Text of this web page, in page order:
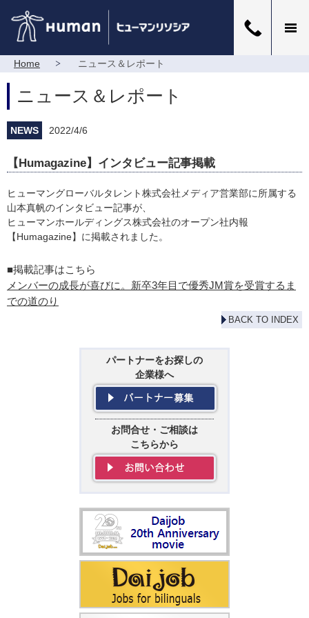
Home ニュース＆レポート
ニュース＆レポート
NEWS 2022/4/6
【Humagazine】インタビュー記事掲載
ヒューマングローバルタレント株式会社メディア営業部に所属する
山本真帆のインタビュー記事が、
ヒューマンホールディングス株式会社のオープン社内報
【Humagazine】に掲載されました。
■掲載記事はこちら
メンバーの成長が喜びに。新卒3年目で優秀JM賞を受賞するま
での道のり
BACK TO INDEX
パートナーをお探しの
企業様へ
お問合せ・ご相談は
こちらから